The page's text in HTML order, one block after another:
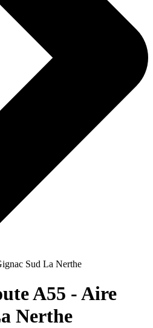
Sud La Nerthe
A55 - Aire
Nerthe